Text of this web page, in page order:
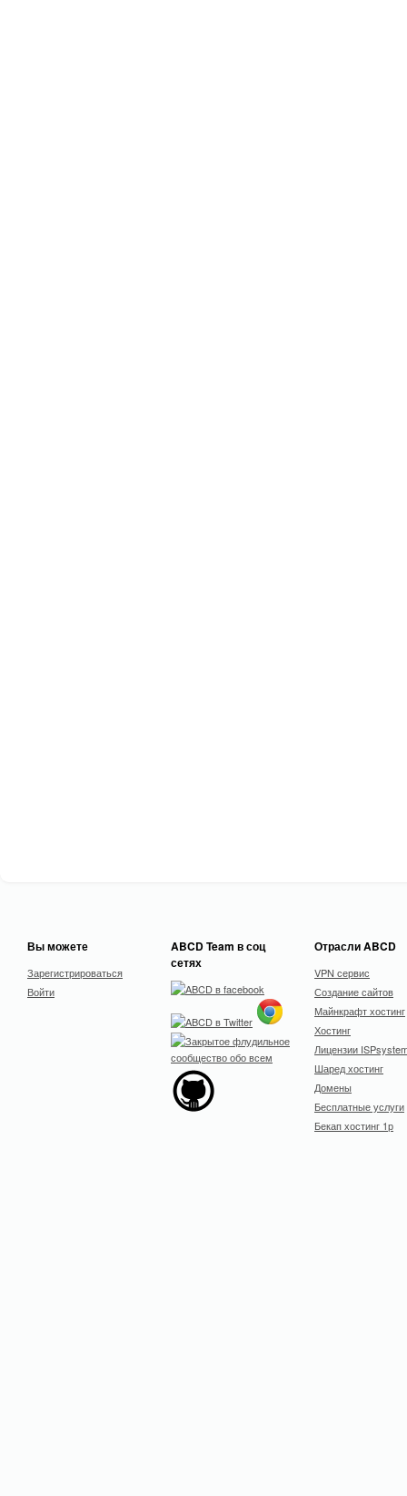
Вы можете
Зарегистрироваться
Войти
ABCD Team в соц
сетях
Отрасли ABCD
VPN сервис
Создание сайтов
Майнкрафт хостинг
Хостинг
Лицензии
Шаред хостинг
Домены
Бесплатные услуги
Бекап хостинг 1р